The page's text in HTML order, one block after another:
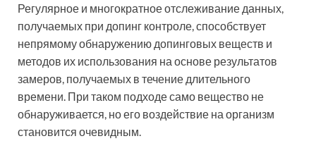
Регулярное и многократное отслеживание данных,
получаемых при допинг контроле, способствует
непрямому обнаружению допинговых веществ и
методов их использования на основе результатов
замеров, получаемых в течение длительного
времени. При таком подходе само вещество не
обнаруживается, но его воздействие на организм
становится очевидным.